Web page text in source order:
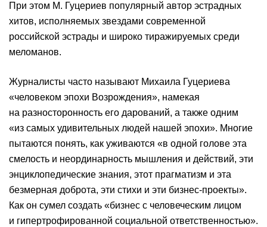
При этом М. Гуцериев популярный автор эстрадных
хитов, исполняемых звездами современной
российской эстрады и широко тиражируемых среди
меломанов.
Журналисты часто называют Михаила Гуцериева
«человеком эпохи Возрождения», намекая
на разносторонность его дарований, а также одним
«из самых удивительных людей нашей эпохи». Многие
пытаются понять, как уживаются «в одной голове эта
смелость и неординарность мышления и действий, эти
энциклопедические знания, этот прагматизм и эта
безмерная доброта, эти стихи и эти бизнес-проекты».
Как он сумел создать «бизнес с человеческим лицом
и гипертрофированной социальной ответственностью».